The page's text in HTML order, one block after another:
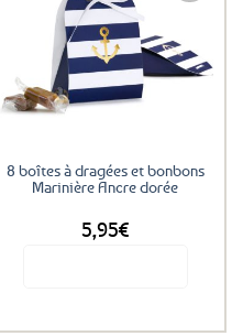
Ajouter
aux
8 boîtes à dragées et bonbons
Marinière Ancre dorée
5,95€